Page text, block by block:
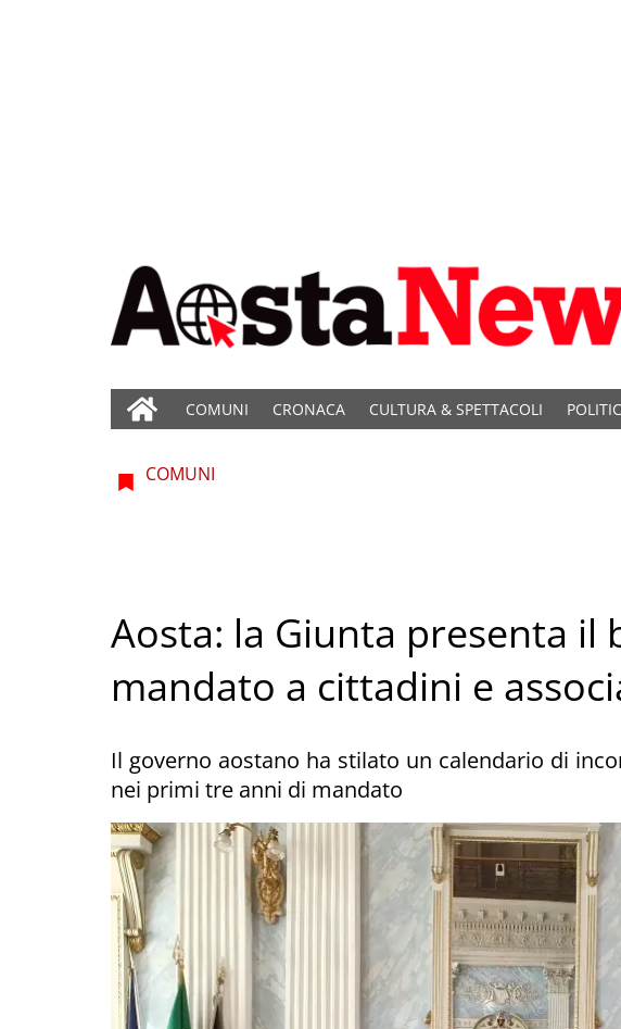
COMUNI CRONACA CULTURA & SPETTACOLI
COMUNI
Aosta: la Giunta presenta il
mandato a cittadini e
Il governo aostano ha stilato un calendario di
nei primi tre anni di mandato